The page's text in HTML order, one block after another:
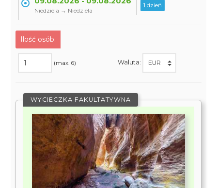
Niedziela → Niedziela
1 dzień
Ilość osób:
(max. 6) Waluta:
WYCIECZKA FAKULTATYWNA